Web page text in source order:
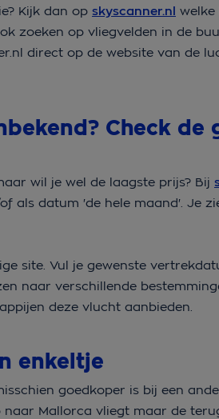
Kijk dan op skyscanner.nl
zoeken op vliegvelden in de
direct op de website van de
Check de
wil je wel de laagste prijs? Bij
als datum 'de hele maand'. Je
site. Vul je gewenste
naar verschillende
deze vlucht aanbieden.
enkeltje
goedkoper is bij een
Mallorca vliegt maar de